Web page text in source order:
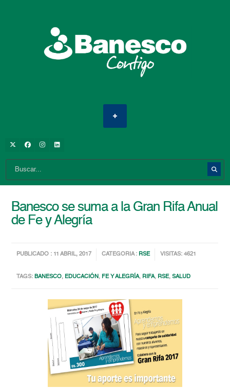
Banesco se suma a la Gran Rifa Anual
de Fe y Alegría
PUBLICADO : 11 ABRIL, 2017 CATEGORIA : RSE VISITAS: 4621
TAGS:BANESCO, EDUCACIÓN, FE Y ALEGRÍA, RIFA, RSE,SALUD